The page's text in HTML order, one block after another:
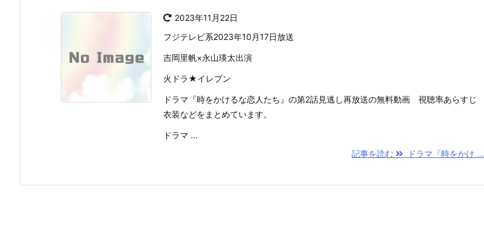
2023年11月22日
フジテレビ系2023年10月17日放送
吉岡里帆×永山瑛太出演
火ドラ★イレブン
ドラマ『時をかけるな恋人たち』の第2話見逃し再放送の無料動画 視聴率あらすじ
衣装などをまとめています。
ドラマ ...
記事を読む
ドラマ『時をかけ ...